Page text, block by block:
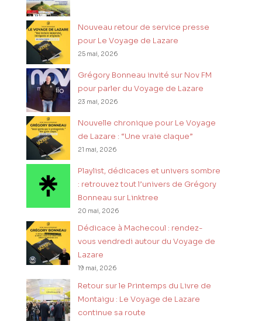
Nouveau retour de service presse
pour Le Voyage de Lazare
25 mai, 2026
Grégory Bonneau invité sur Nov FM
pour parler du Voyage de Lazare
23 mai, 2026
Nouvelle chronique pour Le Voyage
de Lazare : “Une vraie claque”
21 mai, 2026
Playlist, dédicaces et univers sombre
: retrouvez tout l’univers de Grégory
Bonneau sur Linktree
20 mai, 2026
Dédicace à Machecoul : rendez-
vous vendredi autour du Voyage de
Lazare
19 mai, 2026
Retour sur le Printemps du Livre de
Montaigu : Le Voyage de Lazare
continue sa route